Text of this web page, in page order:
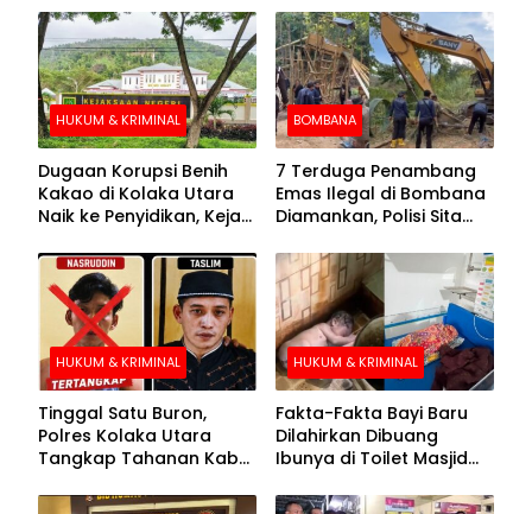
HUKUM & KRIMINAL
Dugaan Korupsi Benih
Kakao di Kolaka Utara
Naik ke Penyidikan, Kejari
BOMBANA
7 Terduga Penambang
Emas Ilegal di Bombana
Diamankan, Polisi Sita
Crusher
HUKUM & KRIMINAL
Tinggal Satu Buron,
Polres Kolaka Utara
Tangkap Tahanan Kabur
Pengejaran
HUKUM & KRIMINAL
Fakta-Fakta Bayi Baru
Dilahirkan Dibuang
Ibunya di Toilet Masjid